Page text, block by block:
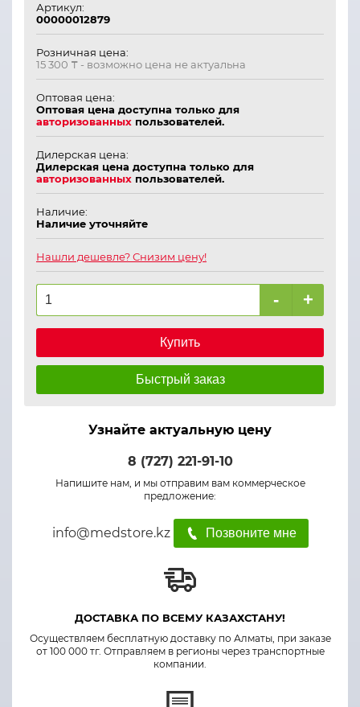
Артикул:
00000012879
Розничная цена:
15 300 ₸ - возможно цена не актуальна
Оптовая цена:
Оптовая цена доступна только для
авторизованных пользователей.
Дилерская цена:
Дилерская цена доступна только для
авторизованных пользователей.
Наличие:
Наличие уточняйте
Нашли дешевле? Снизим цену!
- +
Купить
Быстрый заказ
Узнайте актуальную цену
8 (727) 221-91-10
Напишите нам, и мы отправим вам коммерческое
предложение:
info@medstore.kz Позвоните мне
ДОСТАВКА ПО ВСЕМУ КАЗАХСТАНУ!
Осуществляем бесплатную доставку по Алматы, при заказе
от 100 000 тг. Отправляем в регионы через транспортные
компании.